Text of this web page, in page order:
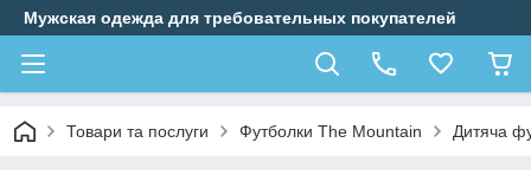
Мужская одежда для требовательных покупателей
Товари та послуги Футболки The Mountain Дитяча